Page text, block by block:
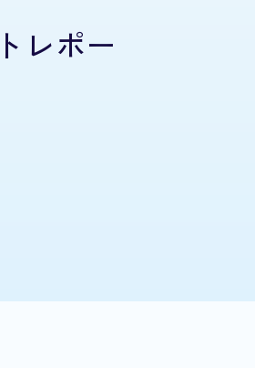
レポー